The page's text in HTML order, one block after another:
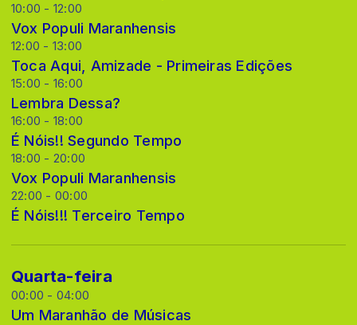
10:00 - 12:00
Vox Populi Maranhensis
12:00 - 13:00
Toca Aqui, Amizade - Primeiras Edições
15:00 - 16:00
Lembra Dessa?
16:00 - 18:00
É Nóis!! Segundo Tempo
18:00 - 20:00
Vox Populi Maranhensis
22:00 - 00:00
É Nóis!!! Terceiro Tempo
Quarta-feira
00:00 - 04:00
Um Maranhão de Músicas